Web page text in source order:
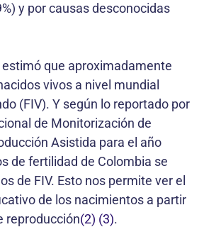
y por causas desconocidas
estimó que aproximadamente
vivos a nivel mundial
(FIV). Y según lo reportado por
de Monitorización de
Asistida para el año
de fertilidad de Colombia se
de FIV. Esto nos permite ver el
de los nacimientos a partir
reproducción(2) (3).